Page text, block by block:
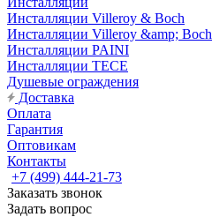
Инсталляции Villeroy & Boch
Инсталляции Villeroy &amp; Boch
Инсталляции PAINI
Инсталляции TECE
Душевые ограждения
Доставка
Оплата
Гарантия
Оптовикам
Контакты
+7 (499) 444-21-73
Заказать звонок
Задать вопрос